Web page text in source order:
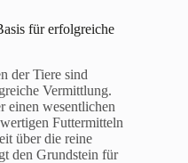
für erfolgreiche
der Tiere sind
Vermittlung.
einen wesentlichen
Futtermitteln
über die reine
den Grundstein für